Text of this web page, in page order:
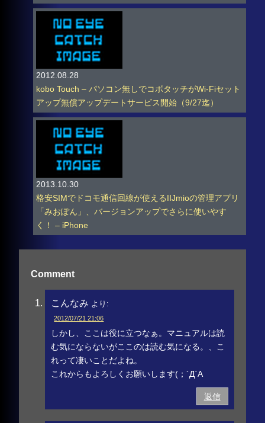
2012.08.28
kobo Touch – パソコン無しでコボタッチがWi-Fiセット
アップ無償アップデートサービス開始（9/27迄）
2013.10.30
格安SIMでドコモ通信回線が使えるIIJmioの管理アプリ
「みおぽん」、バージョンアップでさらに使いやす
く！ – iPhone
Comment
こんなみ より:
2012/07/21 21:06
しかし、ここは役に立つなぁ。マニュアルは読
む気にならないがここのは読む気になる。、こ
れって凄いことだよね。
これからもよろしくお願いします(；´Д`A
返信